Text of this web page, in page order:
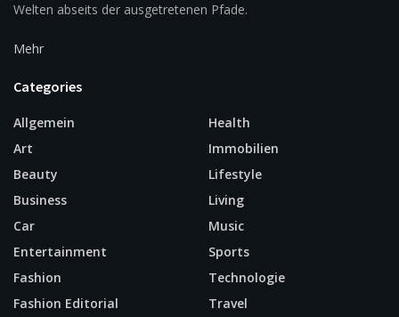
Welten abseits der ausgetretenen Pfade.
Mehr
Categories
Allgemein
Art
Beauty
Business
Car
Entertainment
Fashion
Fashion Editorial
Health
Immobilien
Lifestyle
Living
Music
Sports
Technologie
Travel